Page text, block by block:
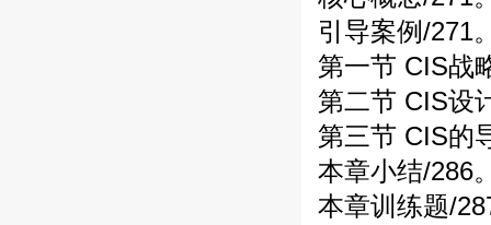
引导案例/271
第一节 CIS
第二节 CIS设
第三节 CIS的
本章小结/286
本章训练题/